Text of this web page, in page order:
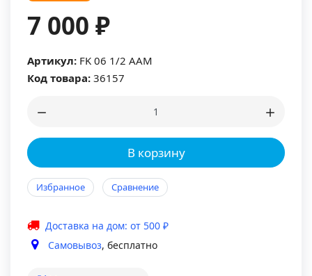
7 000 ₽
Артикул: FK 06 1/2 ААМ
Код товара: 36157
В корзину
Избранное Сравнение
Доставка на дом: от 500 ₽
Самовывоз, бесплатно